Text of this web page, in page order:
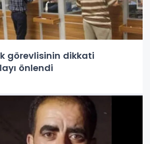
görevlisinin dikkati
olayı önlendi